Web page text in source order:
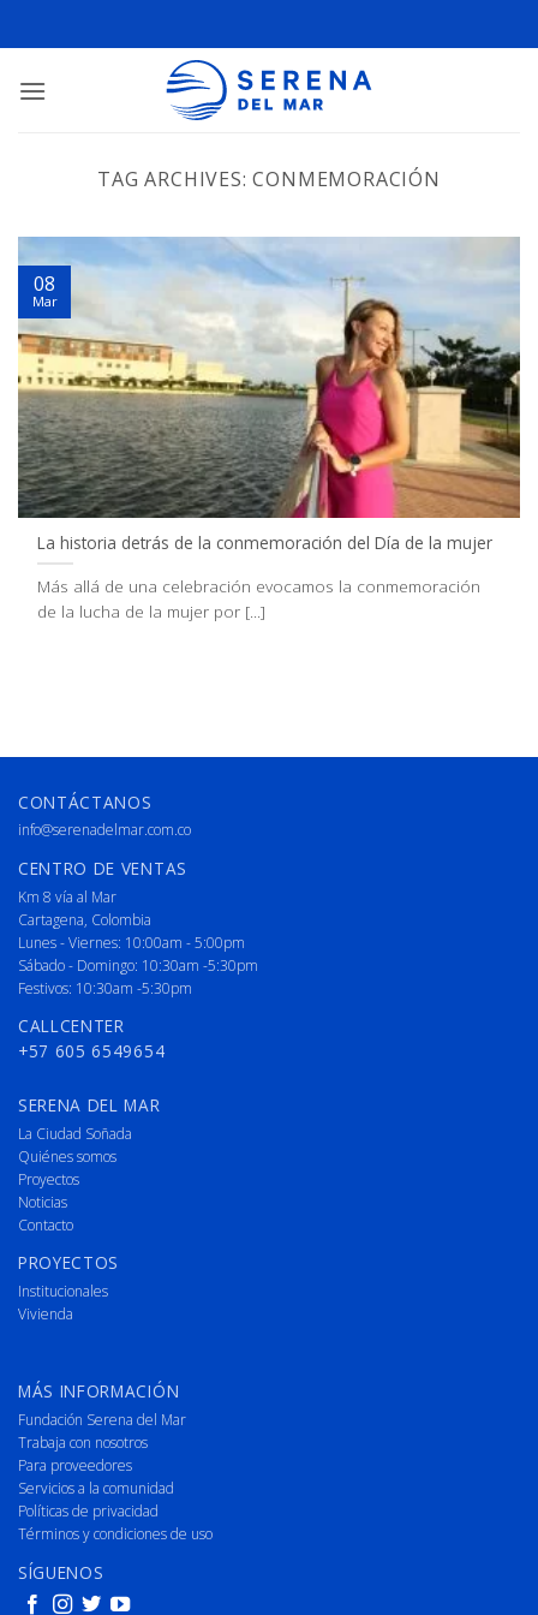
TAG ARCHIVES:CONMEMORACIÓN
La historia detrás de la conmemoración del Día de la mujer
Más allá de una celebración evocamos la conmemoración
de la lucha de la mujer por [...]
08
Mar
CONTÁCTANOS
info@serenadelmar.com.co
CENTRO DE VENTAS
Km 8 vía al Mar
Cartagena, Colombia
Lunes - Viernes: 10:00am - 5:00pm
Sábado - Domingo: 10:30am -5:30pm
Festivos: 10:30am -5:30pm
CALLCENTER
+57 605 6549654
SERENA DEL MAR
La Ciudad Soñada
Quiénes somos
Proyectos
Noticias
Contacto
PROYECTOS
Institucionales
Vivienda
MÁS INFORMACIÓN
Fundación Serena del Mar
Trabaja con nosotros
Para proveedores
Servicios a la comunidad
Políticas de privacidad
Términos y condiciones de uso
SÍGUENOS